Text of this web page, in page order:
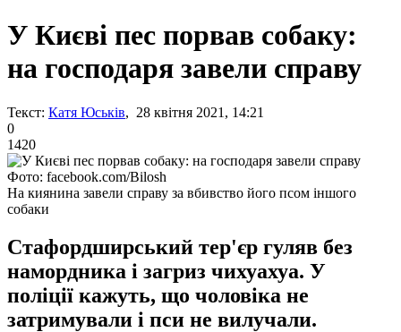
У Києві пес порвав собаку:
на господаря завели справу
Текст: Катя Юськів, 28 квітня 2021, 14:21
0
1420
Фото: facebook.com/Bilosh
На киянина завели справу за вбивство його псом іншого
собаки
Стафордширський тер'єр гуляв без
намордника і загриз чихуахуа. У
поліції кажуть, що чоловіка не
затримували і пси не вилучали.